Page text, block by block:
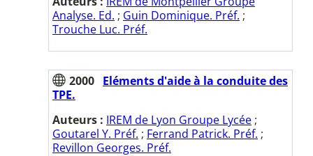
Analyse. Ed. ; Guin Dominique. Préf. ;
Trouche Luc. Préf.
2000 Eléments d'aide à la conduite des
TPE.
Auteurs : IREM de Lyon Groupe Lycée ;
Goutarel Y. Préf. ; Ferrand Patrick. Préf. ;
Revillon Georges. Préf.